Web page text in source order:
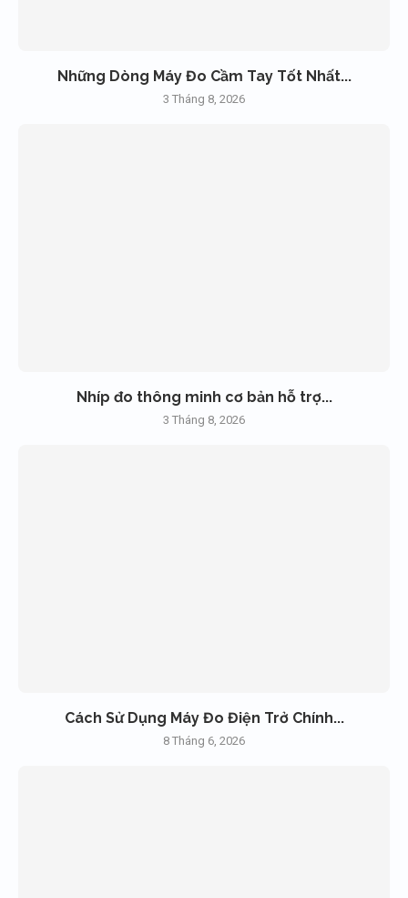
Những Dòng Máy Đo Cầm Tay Tốt Nhất...
3 Tháng 8, 2026
Nhíp đo thông minh cơ bản hỗ trợ...
3 Tháng 8, 2026
Cách Sử Dụng Máy Đo Điện Trở Chính...
8 Tháng 6, 2026